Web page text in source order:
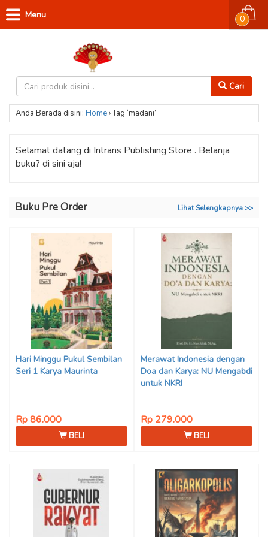
Cari
0
Menu
Anda Berada disini: Home›Tag ‘madani’
Selamat datang di Intrans Publishing Store . Belanja
buku? di sini aja!
Buku Pre Order Lihat Selengkapnya >>
Hari Minggu Pukul Sembilan
Seri 1 Karya Maurinta
Rp 86.000
BELI
Merawat Indonesia dengan
Doa dan Karya: NU Mengabdi
untuk NKRI
Rp 279.000
BELI